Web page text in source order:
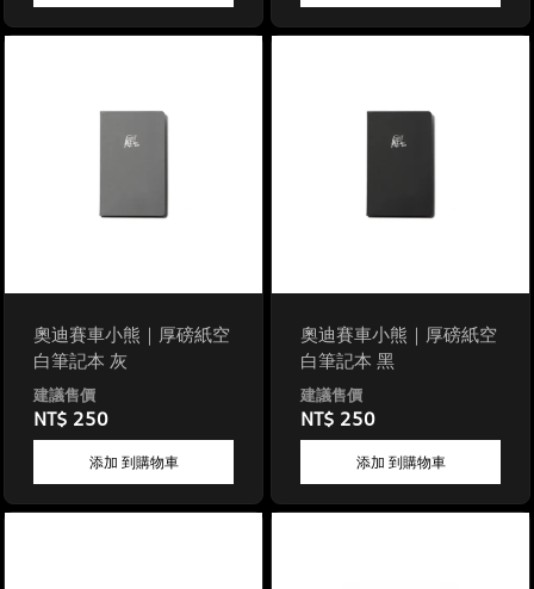
奧迪賽車小熊｜厚磅紙空
白筆記本 灰
NT$ 250
添加 到購物車
奧迪賽車小熊｜厚磅紙空
白筆記本 黑
NT$ 250
添加 到購物車